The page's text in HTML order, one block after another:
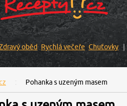
oběd Rychlá večeře Chuťovky
Pohanka s uzeným masem